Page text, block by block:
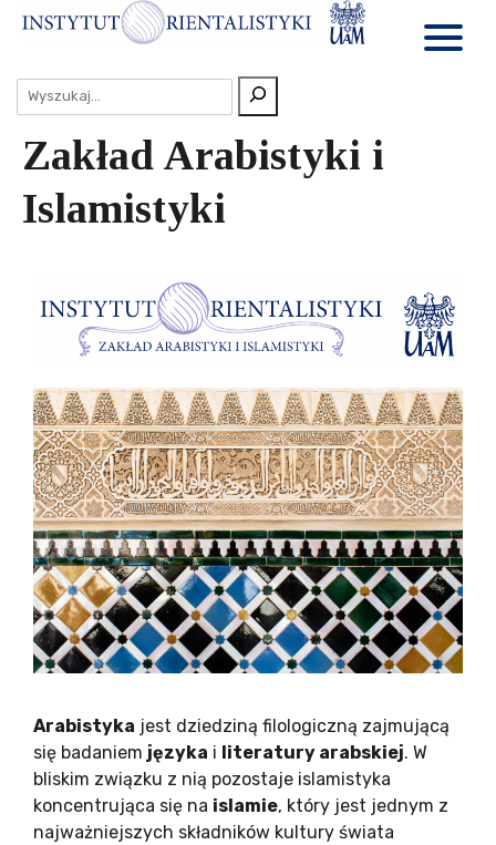
Zakład Arabistyki i
Islamistyki
Arabistyka jest dziedziną filologiczną zajmującą
się badaniem języka i literatury arabskiej. W
bliskim związku z nią pozostaje islamistyka
koncentrująca się na islamie, który jest jednym z
najważniejszych składników kultury świata